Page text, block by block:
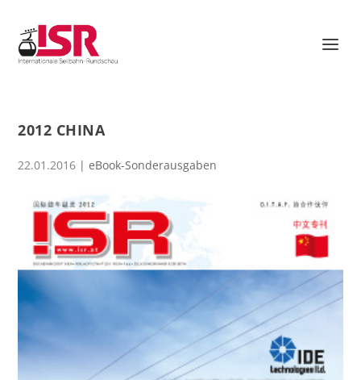
2012 CHINA
22.01.2016 |eBook-Sonderausgaben